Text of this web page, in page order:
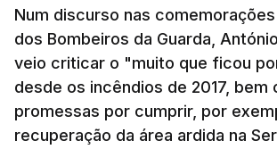
Num discurso nas
dos Bombeiros da Guarda,
veio criticar o "muito que ficou
desde os incêndios de 2017, bem
promessas por cumprir, por
recuperação da área ardida na